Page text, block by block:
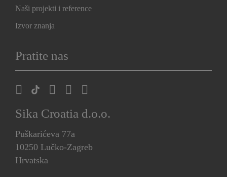
Naši projekti i reference
Izvor znanja
Pratite nas
Sika Croatia d.o.o.
Puškarićeva 77a
10250 Lučko-Zagreb
Hrvatska